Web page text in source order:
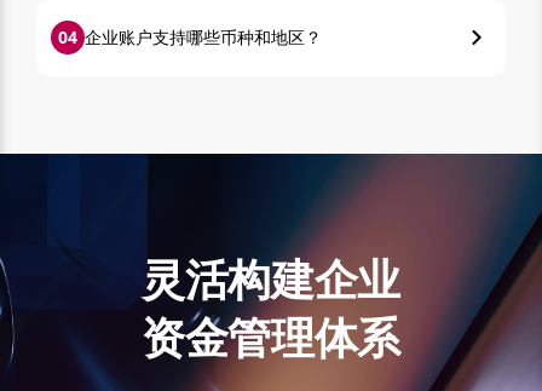
04 企业账户支持哪些币种和地区？
灵活构建企业
资金管理体系